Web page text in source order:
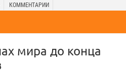
КОММЕНТАРИИ
мира до конца